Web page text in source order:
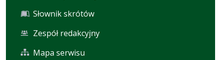
Słownik skrótów
Zespół redakcyjny
Mapa serwisu